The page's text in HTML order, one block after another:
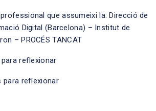
que assumeixi la: Direcció de
Digital (Barcelona) – Institut de
– PROCÉS TANCAT
reflexionar
para reflexionar